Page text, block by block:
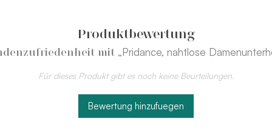
Produktbewertung
mit „Pridance, nahtlose
Für dieses Produkt gibt es noch keine Beurteilungen.
Bewertung hinzufuegen